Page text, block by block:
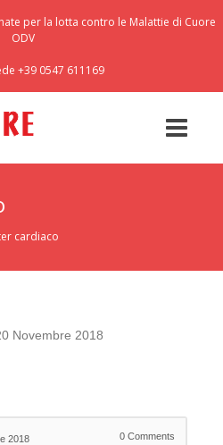
per la lotta contro le Malattie di Cuore
ODV
+39 0547 611169
cardiaco
Novembre 2018
2018 0 Comments